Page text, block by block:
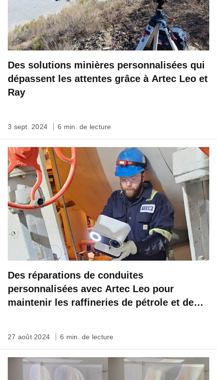
Des solutions minières personnalisées qui
dépassent les attentes grâce à Artec Leo et
Ray
3 sept. 2024 6 min. de lecture
Des réparations de conduites
personnalisées avec Artec Leo pour
maintenir les raffineries de pétrole et de
27 août 2024 6 min. de lecture